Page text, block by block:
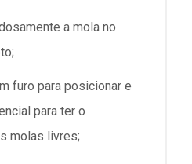
a mola no
furo para posicionar e
para ter o
molas livres;